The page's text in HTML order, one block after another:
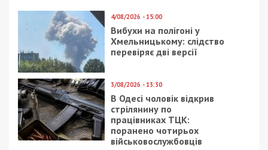
4/08/2026 - 15:00
Вибухи на полігоні у
Хмельницькому: слідство
перевіряє дві версії
3/08/2026 - 13:30
В Одесі чоловік відкрив
стрілянину по
працівниках ТЦК:
поранено чотирьох
військовослужбовців